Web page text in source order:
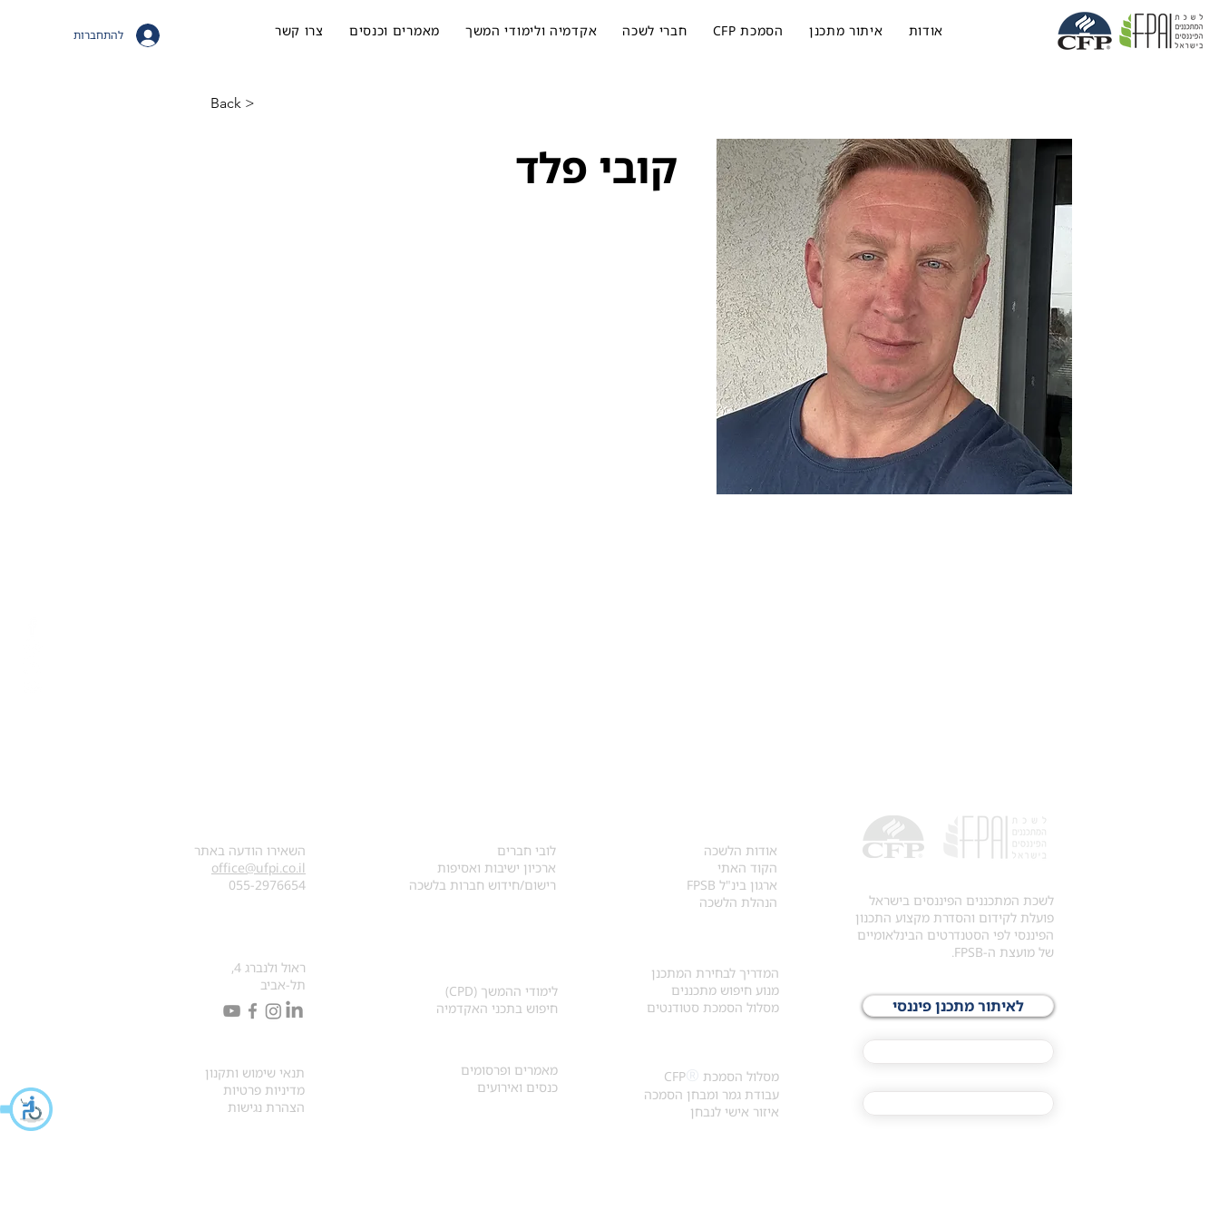
להתחברות אודות איתור מתכנן הסמכת CFP חברי לשכה אקדמיה ולימודי המשך מאמרים וכנסים צרו קשר
< Back
קובי פלד
לשכת המתכננים הפיננסים בישראל
פועלת לקידום והסדרת מקצוע התכנון
הפיננסי לפי הסטנדרטים הבינלאומיים
של מועצת ה-FPSB.
לאיתור מתכנן פיננסי
​אודות הלשכה
הקוד האתי
ארגון בינ"ל FPSB
הנהלת הלשכה
המדריך לבחירת המתכנן
מנוע חיפוש מתכננים
מסלול הסמכת סטודנטים
לובי חברים
ארכיון ישיבות ואסיפות
רישום/חידוש חברות בלשכה
השאירו הודעה באתר
office@ufpi.co.il
​055-2976654
לימודי ההמשך (CPD)
חיפוש בתכני האקדמיה
ראול ולנברג 4,
תל-אביב
מסלול הסמכת ®
CFP
עבודת גמר ומבחן הסמכה
איזור אישי לנבחן
מאמרים ופרסומים
כנסים ואירועים
תנאי שימוש ותקנון
מדיניות פרטיות
הצהרת נגישות